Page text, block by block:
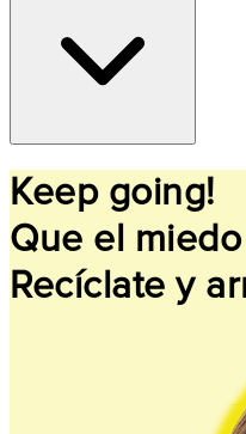
Keep going!
Que el
Recíclate y